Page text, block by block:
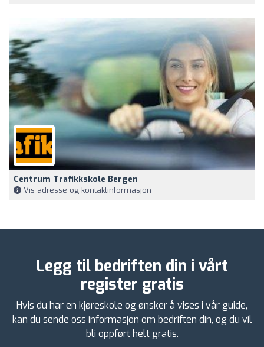
Centrum Trafikkskole Bergen
Vis adresse og kontaktinformasjon
Legg til bedriften din i vårt
register gratis
Hvis du har en kjøreskole og ønsker å vises i vår guide,
kan du sende oss informasjon om bedriften din, og du vil
bli oppført helt gratis.